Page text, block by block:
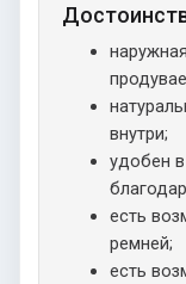
внутри;
удобен
есть
ремней;
есть